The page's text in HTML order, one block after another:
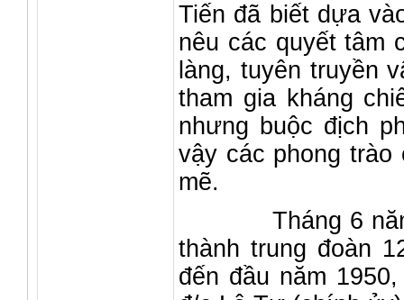
Tiến đã biết dựa
nêu các quyết tâm
làng, tuyên truyền
tham gia kháng
nhưng buộc địch
vậy các phong trào
mẽ.
Tháng 6 năm
thành trung đoàn
đến đầu năm